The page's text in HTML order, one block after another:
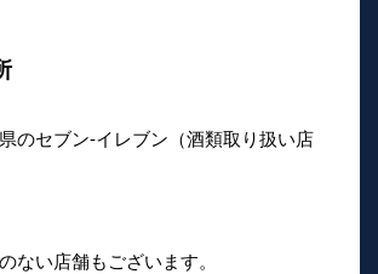
のセブン-イレブン（酒類取り扱い店
ない店舗もございます。